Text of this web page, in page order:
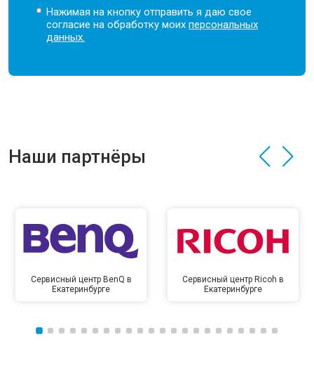
Нажимая на кнопку отправить я даю свое
согласие на обработку моихперсональных
данных.
Наши партнёры
Сервисный центр BenQ в
Екатеринбурге
Сервисный центр Ricoh в
Екатеринбурге